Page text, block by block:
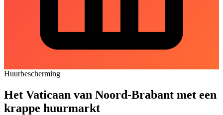
Huurbescherming
Het Vaticaan van Noord-Brabant met een
krappe huurmarkt